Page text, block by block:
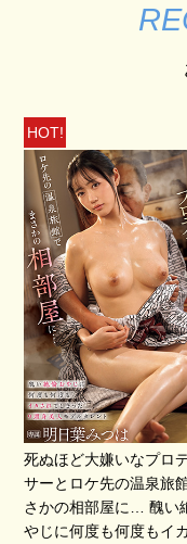
HOT!
死ぬほど大嫌いなプロ
サーとロケ先の温泉旅
さかの相部屋に… 醜い
やじに何度も何度もイ